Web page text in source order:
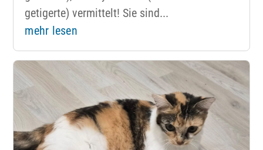
getigerte) vermittelt! Sie sind...
mehr lesen